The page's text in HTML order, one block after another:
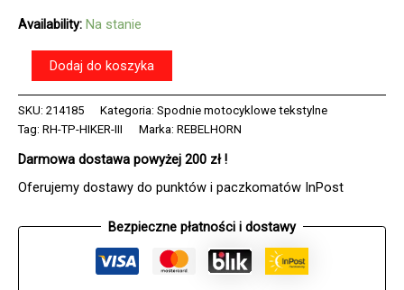
Availability: Na stanie
tekstylne
REBELHORN
HIKER
BLACK
Dodaj do koszyka
SKU: 214185 Kategoria: Spodnie motocyklowe tekstylne
Tag: RH-TP-HIKER-III Marka: REBELHORN
Darmowa dostawa powyżej 200 zł !
Oferujemy dostawy do punktów i paczkomatów InPost
Bezpieczne płatności i dostawy